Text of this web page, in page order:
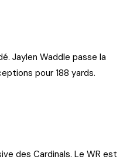
Jaylen Waddle passe la
pour 188 yards.
des Cardinals. Le WR est